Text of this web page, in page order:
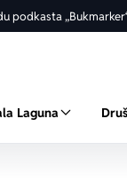
podkasta
Laguna